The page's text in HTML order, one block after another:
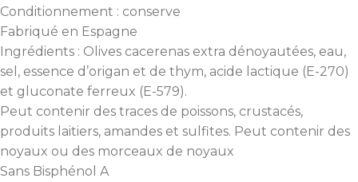
Conditionnement : conserve
Fabriqué en Espagne
Ingrédients : Olives cacerenas extra dénoyautées, eau,
sel, essence d’origan et de thym, acide lactique (E-270)
et gluconate ferreux (E-579).
Peut contenir des traces de poissons, crustacés,
produits laitiers, amandes et sulfites. Peut contenir des
noyaux ou des morceaux de noyaux
Sans Bisphénol A